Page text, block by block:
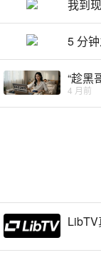
我到
5 分
“趁黑
4 月前